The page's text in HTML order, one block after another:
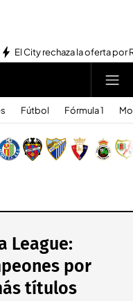
El City rechaza la oferta por
Fútbol Fórmula 1
League:
por
títulos